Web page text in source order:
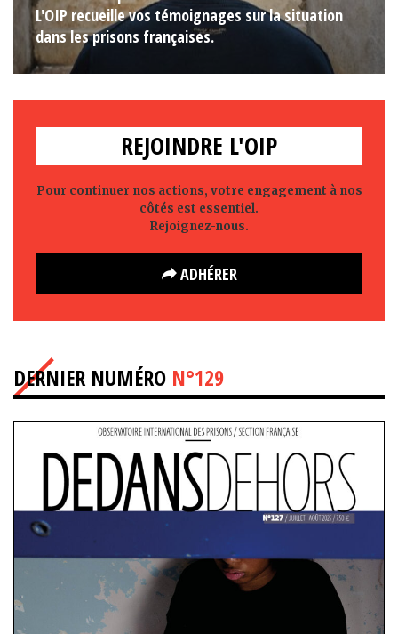
L'OIP recueille vos témoignages sur la situation
dans les prisons françaises.
REJOINDRE L'OIP
Pour continuer nos actions, votre engagement à nos
côtés est essentiel.
Rejoignez-nous.
ADHÉRER
DERNIER NUMÉRO N°129